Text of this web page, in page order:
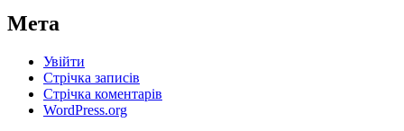
Мета
Увійти
Стрічка записів
Стрічка коментарів
WordPress.org